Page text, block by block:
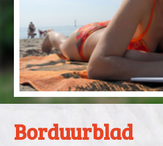
Borduurblad